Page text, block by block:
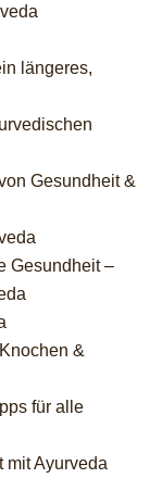
mit Ayurveda